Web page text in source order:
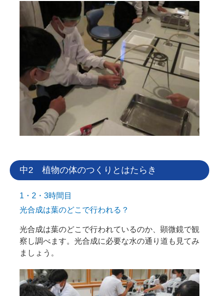
中2 植物の体のつくりとはたらき
1・2・3時間目
光合成は葉のどこで行われる？
光合成は葉のどこで行われているのか、顕微鏡で観
察し調べます。光合成に必要な水の通り道も見てみ
ましょう。